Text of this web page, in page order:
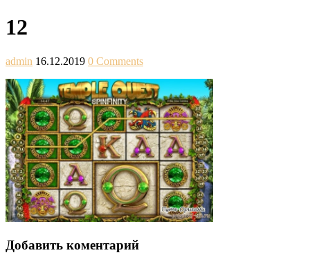
12
admin 16.12.2019 0 Comments
Добавить коментарий